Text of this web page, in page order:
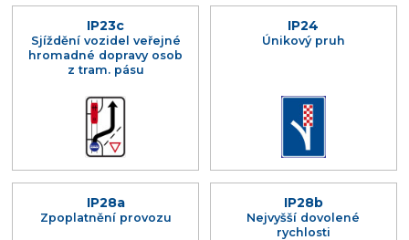
IP23c
Sjíždění vozidel veřejné
hromadné dopravy osob
z tram. pásu
IP24
Únikový pruh
IP28a
Zpoplatnění provozu
IP28b
Nejvyšší dovolené
rychlosti